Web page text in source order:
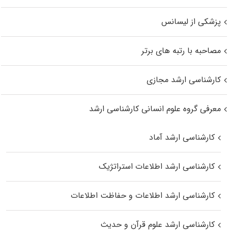
پزشکی از لیسانس
مصاحبه با رتبه های برتر
کارشناسی ارشد مجازی
معرفی گروه علوم انسانی کارشناسی ارشد
کارشناسی ارشد آماد
کارشناسی ارشد اطلاعات استراتژیک
کارشناسی ارشد اطلاعات و حفاظت اطلاعات
کارشناسی ارشد علوم قرآن و حدیث